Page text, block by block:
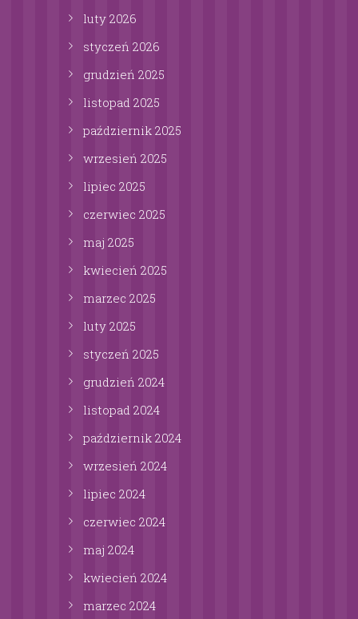
luty 2026
styczeń 2026
grudzień 2025
listopad 2025
październik 2025
wrzesień 2025
lipiec 2025
czerwiec 2025
maj 2025
kwiecień 2025
marzec 2025
luty 2025
styczeń 2025
grudzień 2024
listopad 2024
październik 2024
wrzesień 2024
lipiec 2024
czerwiec 2024
maj 2024
kwiecień 2024
marzec 2024